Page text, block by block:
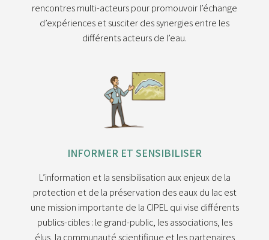
rencontres multi-acteurs pour promouvoir l’échange
d’expériences et susciter des synergies entre les
différents acteurs de l’eau.
INFORMER ET SENSIBILISER
L’information et la sensibilisation aux enjeux de la
protection et de la préservation des eaux du lac est
une mission importante de la CIPEL qui vise différents
publics-cibles : le grand-public, les associations, les
élus, la communauté scientifique et les partenaires